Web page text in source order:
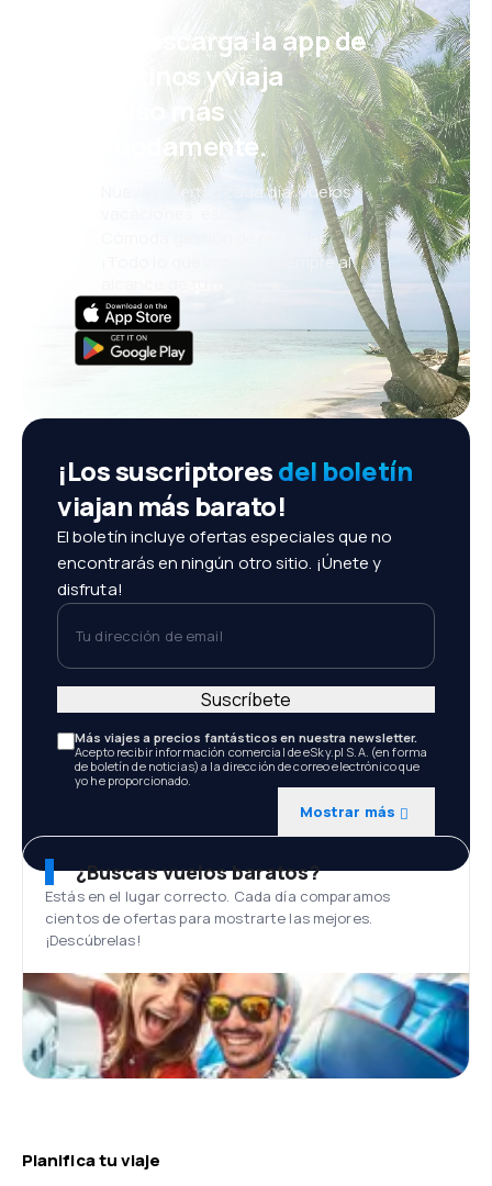
¡Eh! Descarga la app de
eDestinos y viaja
incluso más
cómodamente.
Nuevas ofertas cada día: vuelos,
vacaciones, escapadas
Cómoda gestión de reservas
¡Todo lo que importa, siempre al
¡Los suscriptoresdel boletín
viajan más barato!
El boletín incluye ofertas especiales que no
encontrarás en ningún otro sitio. ¡Únete y
disfruta!
Tu dirección de email
Más viajes a precios fantásticos en nuestra newsletter.
Acepto recibir información comercial de eSky.pl S.A. (en forma
de boletín de noticias) a la dirección de correo electrónico que
yo he proporcionado.
Mostrar más
Suscríbete
¿Buscas vuelos baratos?
Estás en el lugar correcto. Cada día comparamos
cientos de ofertas para mostrarte las mejores.
¡Descúbrelas!
Planifica tu viaje